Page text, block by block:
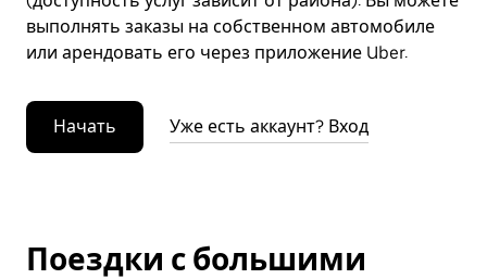
выполнять заказы на собственном автомобиле
или арендовать его через приложение Uber.
Начать Уже есть аккаунт? Вход
Поездки с большими